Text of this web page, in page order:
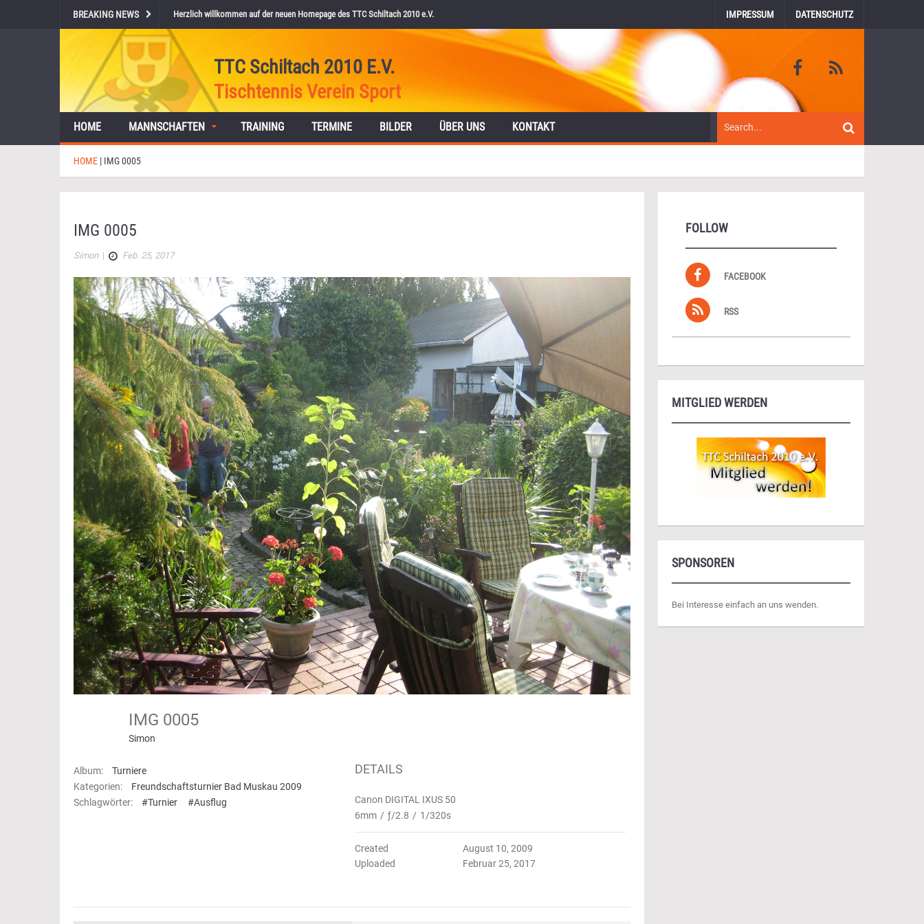
BREAKING NEWS Herzlich willkommen auf der neuen Homepage des TTC Schiltach 2010 e.V. IMPRESSUM DATENSCHUTZ
TTC Schiltach 2010 E.V.
Tischtennis Verein Sport
HOME MANNSCHAFTEN TRAINING TERMINE BILDER ÜBER UNS KONTAKT
HOME | IMG 0005
IMG 0005
Simon| Feb. 25, 2017
IMG 0005
Simon
Album:
Turniere
Kategorien:
Freundschaftsturnier Bad Muskau 2009
Schlagwörter:
#Turnier #Ausflug
DETAILS
Canon DIGITAL IXUS 50
6mm / ƒ/2.8 / 1/320s
Created
August 10, 2009
Uploaded
Februar 25, 2017
FOLLOW
FACEBOOK
RSS
MITGLIED WERDEN
SPONSOREN
Bei Interesse einfach an uns wenden.